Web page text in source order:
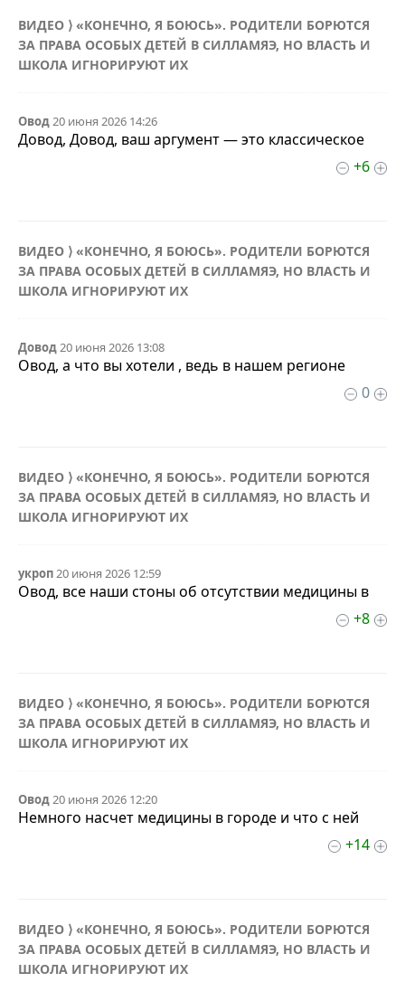
ВИДЕО ⟩ «КОНЕЧНО, Я БОЮСЬ». РОДИТЕЛИ БОРЮТСЯ
ЗА ПРАВА ОСОБЫХ ДЕТЕЙ В СИЛЛАМЯЭ, НО ВЛАСТЬ И
ШКОЛА ИГНОРИРУЮТ ИХ
Овод20 июня 2026 14:26
Довод, Довод, ваш аргумент — это классическое
+6
ВИДЕО ⟩ «КОНЕЧНО, Я БОЮСЬ». РОДИТЕЛИ БОРЮТСЯ
ЗА ПРАВА ОСОБЫХ ДЕТЕЙ В СИЛЛАМЯЭ, НО ВЛАСТЬ И
ШКОЛА ИГНОРИРУЮТ ИХ
Довод20 июня 2026 13:08
Овод, а что вы хотели , ведь в нашем регионе
0
ВИДЕО ⟩ «КОНЕЧНО, Я БОЮСЬ». РОДИТЕЛИ БОРЮТСЯ
ЗА ПРАВА ОСОБЫХ ДЕТЕЙ В СИЛЛАМЯЭ, НО ВЛАСТЬ И
ШКОЛА ИГНОРИРУЮТ ИХ
укроп20 июня 2026 12:59
Овод, все наши стоны об отсутствии медицины в
+8
ВИДЕО ⟩ «КОНЕЧНО, Я БОЮСЬ». РОДИТЕЛИ БОРЮТСЯ
ЗА ПРАВА ОСОБЫХ ДЕТЕЙ В СИЛЛАМЯЭ, НО ВЛАСТЬ И
ШКОЛА ИГНОРИРУЮТ ИХ
Овод20 июня 2026 12:20
Немного насчет медицины в городе и что с ней
+14
ВИДЕО ⟩ «КОНЕЧНО, Я БОЮСЬ». РОДИТЕЛИ БОРЮТСЯ
ЗА ПРАВА ОСОБЫХ ДЕТЕЙ В СИЛЛАМЯЭ, НО ВЛАСТЬ И
ШКОЛА ИГНОРИРУЮТ ИХ